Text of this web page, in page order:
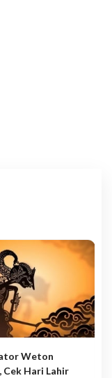
Weton
Cek Hari Lahir